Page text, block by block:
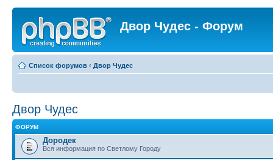
Двор Чудес - Форум
Список форумов ‹ Двор Чудес
Двор Чудес
ФОРУМ
Дородек
Вся информация по Светлому Городу